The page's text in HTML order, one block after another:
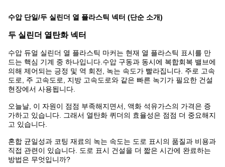
수압 단일/두 실린더 열 플라스틱 넥터 (단순 소개)
두 실린더 열탄화 넥터
수압 듀얼 실린더 열 플라스틱 마커는 현재 열 플라스틱 표시를 만
드는 핵심 기계 중 하나입니다.수압 구동과 동시에 복합회복 밸브에
의해 제어되는 긍정 및 역 회전, 녹는 속도가 빨라집니다. 주로 고속
도로, 주 고속도로, 지방 고속도로와 같은 빠른 녹기가 필요한 건설
현장에서 사용됩니다.
오늘날, 이 자원이 점점 부족해지면서, 액화 석유가스의 가격은 증
가하고 있습니다. 그래서 열탄화 퀴더의 효율성은 점점 더 중요해지
고 있습니다.
혼합 균일성과 코팅 재료의 녹는 속도는 도로 표시의 품질과 비용과
직접 관련이 있습니다. 도로 표시 건설을 더 짧은 시간에 완료하는
방법은 무엇입니까?